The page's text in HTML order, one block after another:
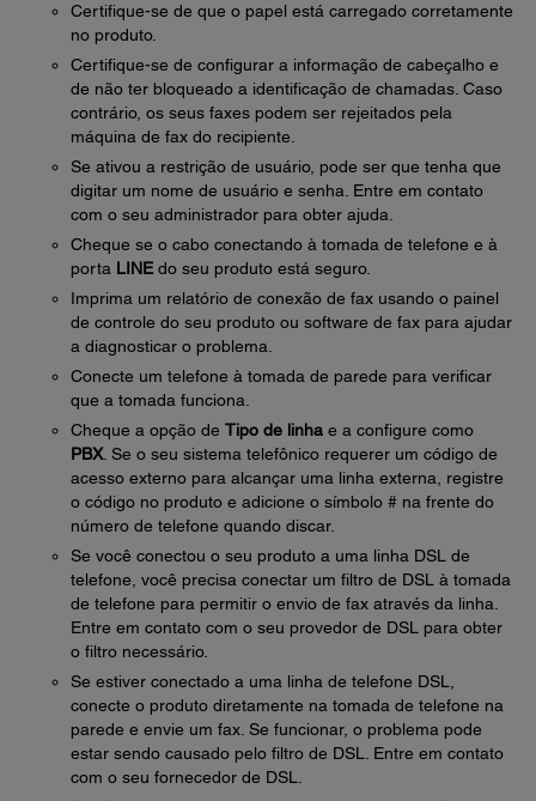
Certifique-se de que o papel está carregado corretamente
no produto.
Certifique-se de configurar a informação de cabeçalho e
de não ter bloqueado a identificação de chamadas. Caso
contrário, os seus faxes podem ser rejeitados pela
máquina de fax do recipiente.
Se ativou a restrição de usuário, pode ser que tenha que
digitar um nome de usuário e senha. Entre em contato
com o seu administrador para obter ajuda.
Cheque se o cabo conectando à tomada de telefone e à
porta LINE do seu produto está seguro.
Imprima um relatório de conexão de fax usando o painel
de controle do seu produto ou software de fax para ajudar
a diagnosticar o problema.
Conecte um telefone à tomada de parede para verificar
que a tomada funciona.
Cheque a opção de Tipo de linha e a configure como
PBX. Se o seu sistema telefônico requerer um código de
acesso externo para alcançar uma linha externa, registre
o código no produto e adicione o símbolo # na frente do
número de telefone quando discar.
Se você conectou o seu produto a uma linha DSL de
telefone, você precisa conectar um filtro de DSL à tomada
de telefone para permitir o envio de fax através da linha.
Entre em contato com o seu provedor de DSL para obter
o filtro necessário.
Se estiver conectado a uma linha de telefone DSL,
conecte o produto diretamente na tomada de telefone na
parede e envie um fax. Se funcionar, o problema pode
estar sendo causado pelo filtro de DSL. Entre em contato
com o seu fornecedor de DSL.